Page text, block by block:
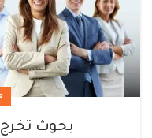
بحوث تخرج